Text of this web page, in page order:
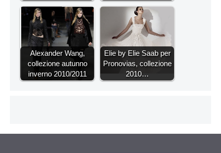
Alexander Wang,
collezione autunno
inverno 2010/2011
Elie by Elie Saab per
Pronovias, collezione
2010…